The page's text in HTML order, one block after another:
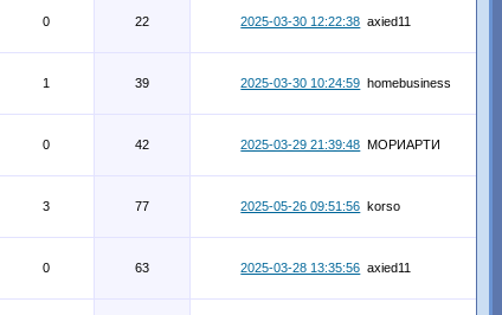
0 22 2025-03-30 12:22:38 axied11
1
39 2025-03-30 10:24:59 homebusiness
0
42 2025-03-29 21:39:48 МОРИАРТИ
3 77 2025-05-26 09:51:56 korso
0
63 2025-03-28 13:35:56 axied11